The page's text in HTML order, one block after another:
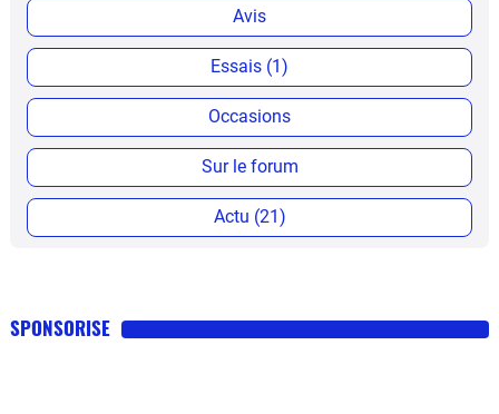
Avis
Essais (1)
Occasions
Sur le forum
Actu (21)
SPONSORISE